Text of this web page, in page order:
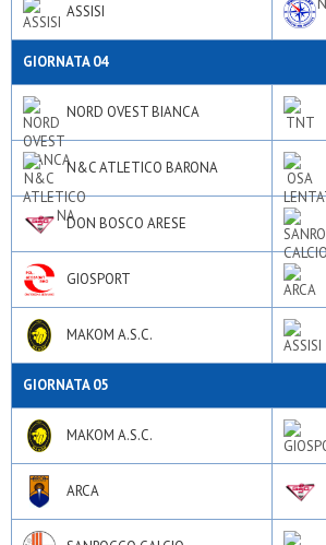
ASSISI
GIORNATA 04
NORD OVEST BIANCA
N&C ATLETICO BARONA
DON BOSCO ARESE
GIOSPORT
MAKOM A.S.C.
GIORNATA 05
MAKOM A.S.C.
ARCA